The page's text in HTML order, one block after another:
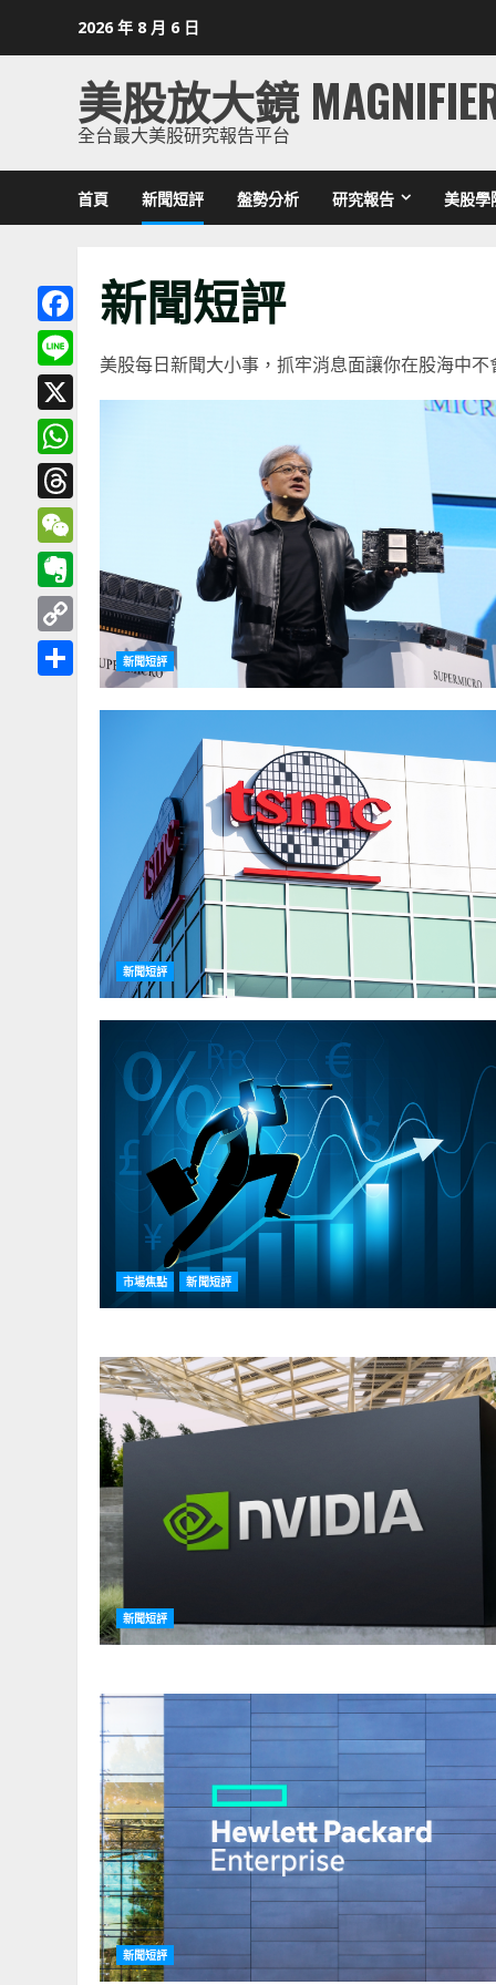
2026 年 8 月 6 日
美股放大鏡
全台最大美股研究報告平台
首頁 新聞短評 盤勢分析 研究報告 美股學
新聞短評
美股每日新聞大小事，抓牢消息面讓你在股海中
新聞短評
Facebook
Line
X
WhatsApp
Threads
WeChat
Evernote
Copy
新聞短評
市場焦點 新聞短評
新聞短評
新聞短評